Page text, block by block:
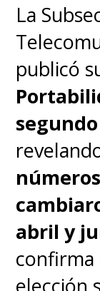
hicimos
celular
mundo y
como
El
utiliza
de
La
publicó
abril y
confirma
elección